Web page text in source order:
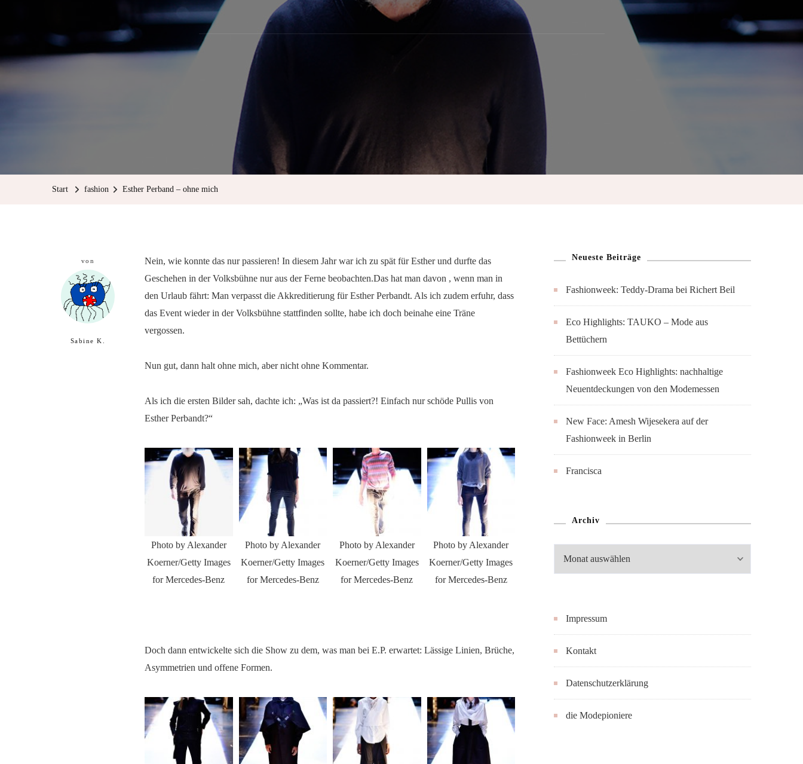
Start fashion Esther Perband – ohne mich
von
Sabine K.
Nein, wie konnte das nur passieren! In diesem Jahr war ich zu spät für Esther und durfte das
Geschehen in der Volksbühne nur aus der Ferne beobachten.Das hat man davon , wenn man in
den Urlaub fährt: Man verpasst die Akkreditierung für Esther Perbandt. Als ich zudem erfuhr, dass
das Event wieder in der Volksbühne stattfinden sollte, habe ich doch beinahe eine Träne
vergossen.
Nun gut, dann halt ohne mich, aber nicht ohne Kommentar.
Als ich die ersten Bilder sah, dachte ich: „Was ist da passiert?! Einfach nur schöde Pullis von
Esther Perbandt?“
Photo by Alexander
Koerner/Getty Images
for Mercedes-Benz
Photo by Alexander
Koerner/Getty Images
for Mercedes-Benz
Photo by Alexander
Koerner/Getty Images
for Mercedes-Benz
Photo by Alexander
Koerner/Getty Images
for Mercedes-Benz
Doch dann entwickelte sich die Show zu dem, was man bei E.P. erwartet: Lässige Linien, Brüche,
Asymmetrien und offene Formen.
Neueste Beiträge
Fashionweek: Teddy-Drama bei Richert Beil
Eco Highlights: TAUKO – Mode aus
Bettüchern
Fashionweek Eco Highlights: nachhaltige
Neuentdeckungen von den Modemessen
New Face: Amesh Wijesekera auf der
Fashionweek in Berlin
Francisca
Archiv
Impressum
Kontakt
Datenschutzerklärung
die Modepioniere